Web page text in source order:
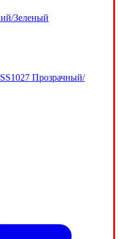
Зеленый
Прозрачный/